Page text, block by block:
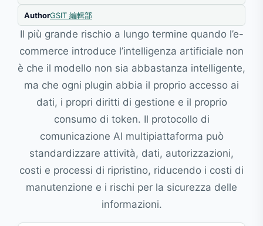
AuthorGSIT 編輯部
Il più grande rischio a lungo termine quando l’e-
commerce introduce l’intelligenza artificiale non
è che il modello non sia abbastanza intelligente,
ma che ogni plugin abbia il proprio accesso ai
dati, i propri diritti di gestione e il proprio
consumo di token. Il protocollo di
comunicazione AI multipiattaforma può
standardizzare attività, dati, autorizzazioni,
costi e processi di ripristino, riducendo i costi di
manutenzione e i rischi per la sicurezza delle
informazioni.